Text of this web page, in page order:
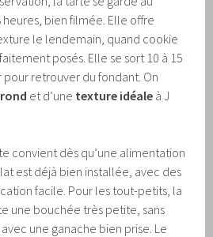
heures, bien filmée. Elle offre
le lendemain, quand cookie
posés. Elle se sort 10 à 15
retrouver du fondant. On
et d’une texture idéale à J
convient dès qu’une alimentation
est déjà bien installée, avec des
facile. Pour les tout-petits, la
une bouchée très petite, sans
une ganache bien prise. Le